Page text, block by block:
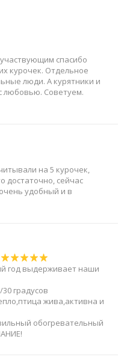
спасибо
курочек. Отдельное
люди. А курятники и
любовью. Советуем.
на 5 курочек,
достаточно, сейчас
удобный и в
год выдерживает наши
градусов
жива,активна и
обогревательный